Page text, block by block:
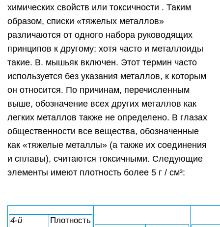
химических свойств или токсичности . Таким
образом, списки «тяжелых металлов»
различаются от одного набора руководящих
принципов к другому; хотя часто и металлоиды
такие. B. мышьяк включен. Этот термин часто
используется без указания металлов, к которым
он относится. По причинам, перечисленным
выше, обозначение всех других металлов как
легких металлов также не определено. В глазах
общественности все вещества, обозначенные
как «тяжелые металлы» (а также их соединения
и сплавы), считаются токсичными. Следующие
элементы имеют плотность более 5 г / см³:
4-й
Плотность